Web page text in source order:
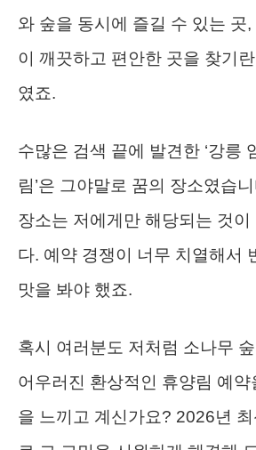
와 숲을 동시에 즐길 수 있는 곳
이 깨끗하고 편안한 곳을 찾기
였죠.
수많은 검색 끝에 발견한 ‘강릉
림’은 그야말로 꿈의 장소였습
장소는 저에게만 해당되는 것이
다. 예약 경쟁이 너무 치열해서
맛을 봐야 했죠.
혹시 여러분도 저처럼 소나무
어우러진 환상적인 휴양림 예
을 느끼고 계신가요? 2026년